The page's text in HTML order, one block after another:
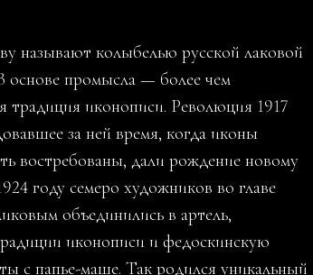
называют колыбелью русской лаковой
промысла — более чем
традиция иконописи. Революция 1917
за ней время, когда иконы
востребованы, дали рождение новому
году семеро художников во главе
объединились в артель,
иконописи и федоскинскую
с папье-маше. Так родился уникальный